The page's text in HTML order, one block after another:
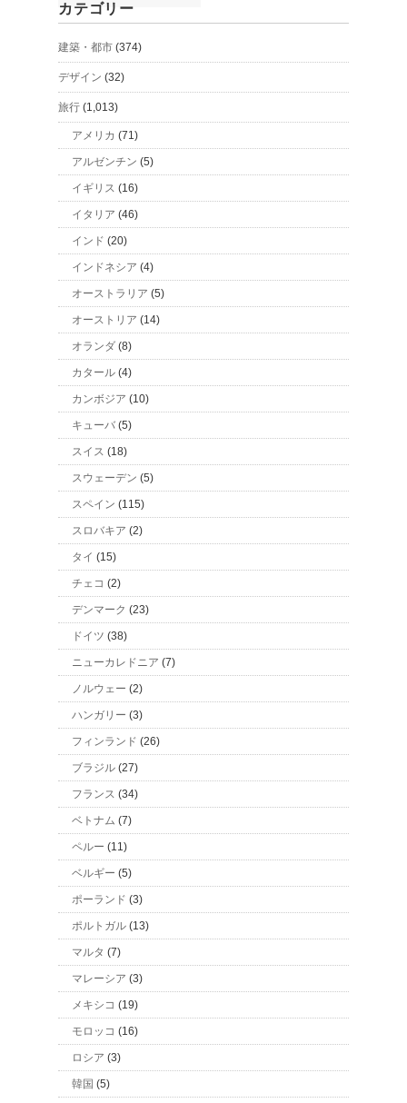
カテゴリー
建築・都市 (374)
デザイン (32)
旅行 (1,013)
アメリカ (71)
アルゼンチン (5)
イギリス (16)
イタリア (46)
インド (20)
インドネシア (4)
オーストラリア (5)
オーストリア (14)
オランダ (8)
カタール (4)
カンボジア (10)
キューバ (5)
スイス (18)
スウェーデン (5)
スペイン (115)
スロバキア (2)
タイ (15)
チェコ (2)
デンマーク (23)
ドイツ (38)
ニューカレドニア (7)
ノルウェー (2)
ハンガリー (3)
フィンランド (26)
ブラジル (27)
フランス (34)
ベトナム (7)
ペルー (11)
ベルギー (5)
ポーランド (3)
ポルトガル (13)
マルタ (7)
マレーシア (3)
メキシコ (19)
モロッコ (16)
ロシア (3)
韓国 (5)